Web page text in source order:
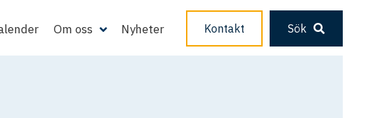
Om oss Nyheter Kontakt Sök